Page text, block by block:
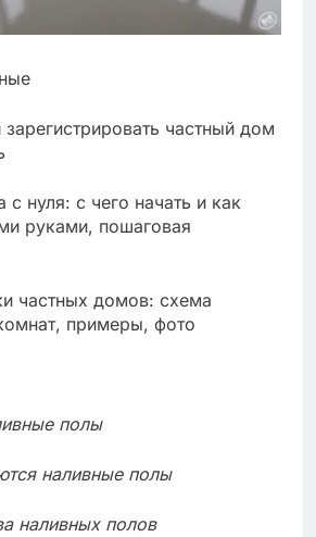
частный дом
нуля: с чего начать и как
руками, пошаговая
частных домов: схема
примеры, фото
полы
наливные полы
наливных полов